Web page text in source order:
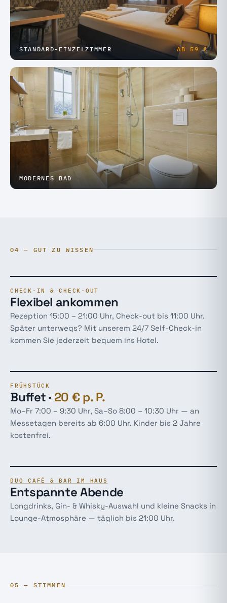
STANDARD-EINZELZIMMER AB 59 €
MODERNES BAD
04 — GUT ZU WISSEN
CHECK-IN & CHECK-OUT
Flexibel ankommen
Rezeption 15:00 – 21:00 Uhr, Check-out bis 11:00 Uhr.
Später unterwegs? Mit unserem 24/7 Self-Check-in
kommen Sie jederzeit bequem ins Hotel.
FRÜHSTÜCK
Buffet · 20 € p. P.
Mo–Fr 7:00 – 9:30 Uhr, Sa–So 8:00 – 10:30 Uhr — an
Messetagen bereits ab 6:00 Uhr. Kinder bis 2 Jahre
kostenfrei.
DUO CAFÉ & BAR IM HAUS
Entspannte Abende
Longdrinks, Gin- & Whisky-Auswahl und kleine Snacks in
Lounge-Atmosphäre — täglich bis 21:00 Uhr.
05 — STIMMEN